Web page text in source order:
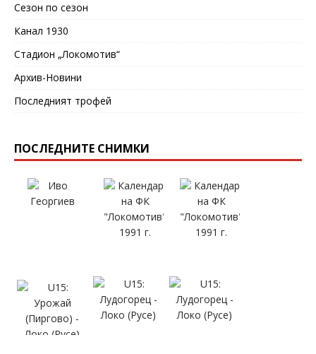
Сезон по сезон
Канал 1930
Стадион „Локомотив“
Архив-Новини
Последният трофей
ПОСЛЕДНИТЕ СНИМКИ